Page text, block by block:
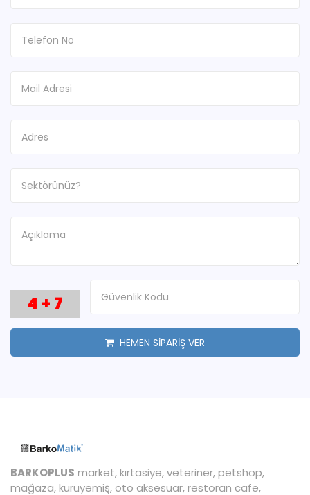
4 + 7
HEMEN SİPARİŞ VER
BARKOPLUS market, kırtasiye, veteriner, petshop,
mağaza, kuruyemiş, oto aksesuar, restoran cafe,